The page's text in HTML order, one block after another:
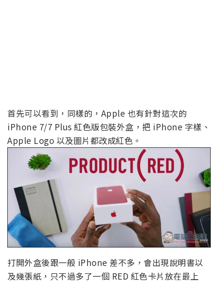
首先可以看到，同樣的，Apple 也有針對這次的
iPhone 7/7 Plus 紅色版包裝外盒，把 iPhone 字樣、
Apple Logo 以及圖片都改成紅色。
打開外盒後跟一般 iPhone 差不多，會出現說明書以
及幾張紙，只不過多了一個 RED 紅色卡片放在最上